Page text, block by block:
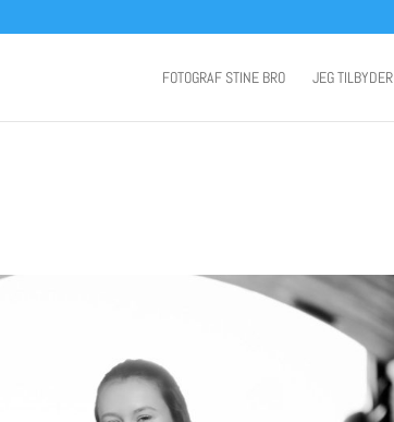
FOTOGRAF STINE BRO JEG TILBYDER